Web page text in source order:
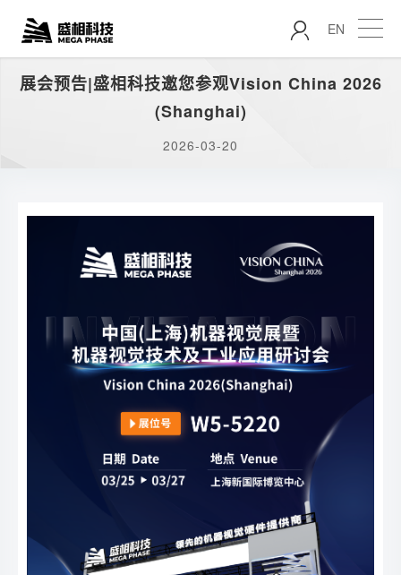
EN
展会预告|盛相科技邀您参观Vision China 2026
(Shanghai)
2026-03-20